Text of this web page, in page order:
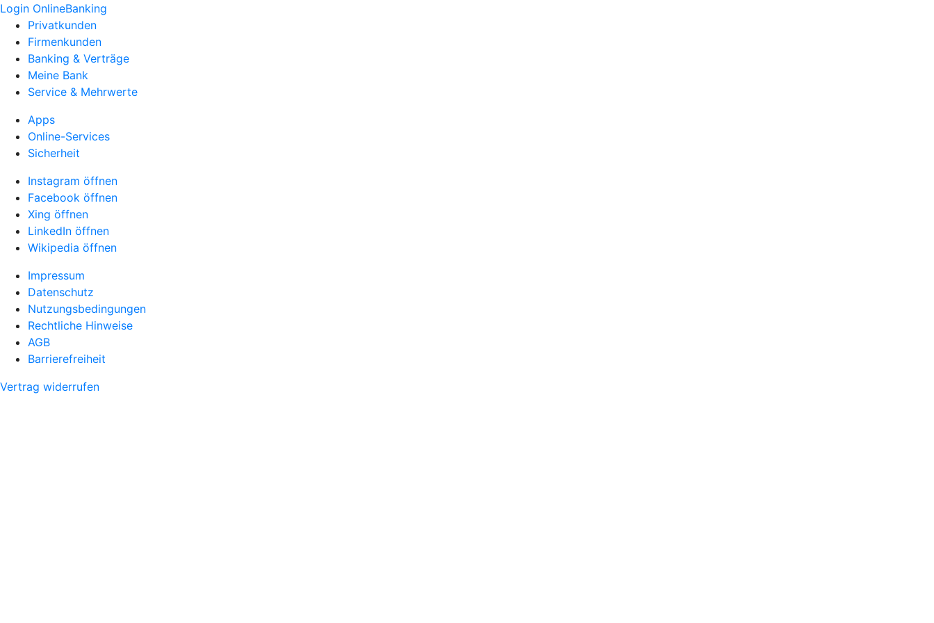
Login OnlineBanking
Privatkunden
Firmenkunden
Banking & Verträge
Meine Bank
Service & Mehrwerte
Apps
Online-Services
Sicherheit
Instagram öffnen
Facebook öffnen
Xing öffnen
LinkedIn öffnen
Wikipedia öffnen
Impressum
Datenschutz
Nutzungsbedingungen
Rechtliche Hinweise
AGB
Barrierefreiheit
Vertrag widerrufen